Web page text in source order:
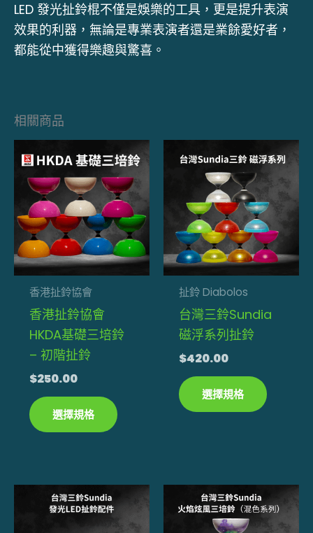
LED 發光扯鈴棍不僅是娛樂的工具，更是提升表演
效果的利器，無論是專業表演者還是業餘愛好者，
都能從中獲得樂趣與驚喜。
相關商品
香港扯鈴協會
香港扯鈴協會
HKDA基礎三培鈴
– 初階扯鈴
$250.00
選擇規格
產
品
有
多
種
在
面
扯鈴 Diabolos
台灣三鈴Sundia
磁浮系列扯鈴
$420.00
選擇規格
產
品
有
多
種
可
頁
產